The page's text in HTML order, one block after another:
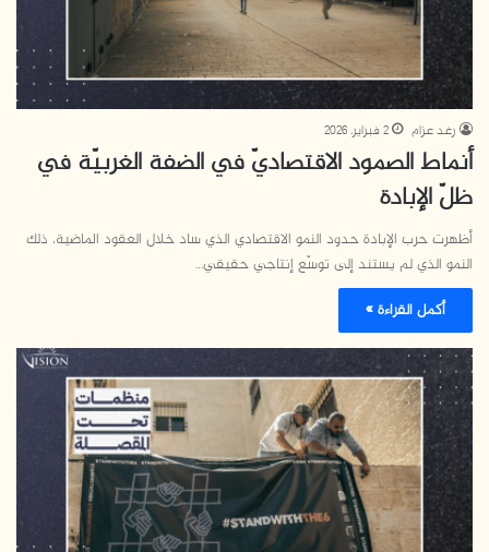
رغد عزام 2 فبراير، 2026
أنماط الصمود الاقتصاديّ في الضفة الغربيّة في
ظلّ الإبادة
أظهرت حرب الإبادة حدود النمو الاقتصادي الذي ساد خلال العقود الماضية، ذلك
النمو الذي لم يستند إلى توسّع إنتاجي حقيقي…
أكمل القراءة »